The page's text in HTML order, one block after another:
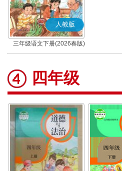
人教版
三年级语文下册(2026春版)
(部编版)
四年级